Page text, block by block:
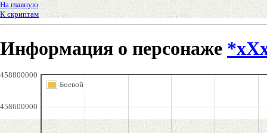
На главную
К скриптам
Информация о персонаже
458600000
458800000
Боевой